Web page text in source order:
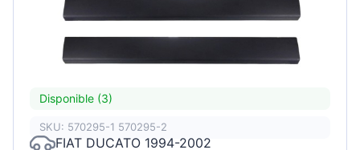
Disponible (3)
SKU: 570295-1 570295-2
FIAT DUCATO 1994-2002